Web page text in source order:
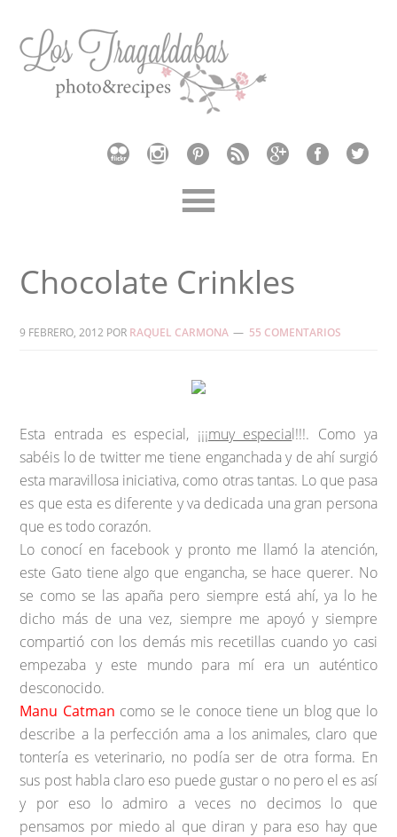
Chocolate Crinkles
9 FEBRERO, 2012 POR RAQUEL CARMONA 55 COMENTARIOS
Esta entrada es especial, ¡¡¡muy especial!!!. Como ya
sabéis lo de twitter me tiene enganchada y de ahí surgió
esta maravillosa iniciativa, como otras tantas. Lo que pasa
es que esta es diferente y va dedicada una gran persona
que es todo corazón.
Lo conocí en facebook y pronto me llamó la atención,
este Gato tiene algo que engancha, se hace querer. No
se como se las apaña pero siempre está ahí, ya lo he
dicho más de una vez, siempre me apoyó y siempre
compartió con los demás mis recetillas cuando yo casi
empezaba y este mundo para mí era un auténtico
desconocido.
Manu Catman como se le conoce tiene un blog que lo
describe a la perfección ama a los animales, claro que
tontería es veterinario, no podía ser de otra forma. En
sus post habla claro eso puede gustar o no pero el es así
y por eso lo admiro a veces no decimos lo que
pensamos por miedo al que diran y para eso hay que